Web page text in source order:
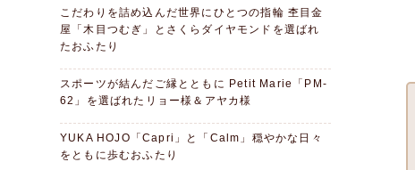
こだわりを詰め込んだ世界にひとつの指輪 杢目金
屋「木目つむぎ」とさくらダイヤモンドを選ばれ
たおふたり
スポーツが結んだご縁とともに Petit Marie「PM-
62」を選ばれたリョー様＆アヤカ様
YUKA HOJO「Capri」と「Calm」穏やかな日々
をともに歩むおふたり